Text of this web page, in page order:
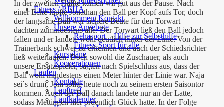
Fitness / REHA
Willkommen/ Kontakt
Unsere Angebote
Rehasport – Hilfe zur Selbsthilfe
Fitness-Sport für alle
Kurspläne
Kooperationen
Laufen
Kontakte
Lauftreff
Laufkalender
In der zweiten Hälfte kamen wir gut aus der Pause. Nach
einer Ecke lupfte Jonathan den Ball per Kopf aufs Tor, doch
der langsame Ball war sichere Beute für den Torwart –
dachten zumindestens alle. Der Torwart ließ den Ball jedoch
fallen und er landete wohl deutlich hinter der Linie. Von der
Trainerbank schwer zu erkennen und auch der Schiedsrichter
ließ weiterlaufen. Doch sowohl die Zuschauer, als auch
unsere Ersatzspieler, sagten nach Spielschluss aus, dass der
Ball wohl mindestens einen Meter hinter der Linie war. Naja
sei´s drum, Joni sollte heute noch zu seinem ersten Saisontor
kommen. Auch der Ball danach landete nur an der Latte,
sodass Mettingen hier ordentlich Glück hatte. In der Folge